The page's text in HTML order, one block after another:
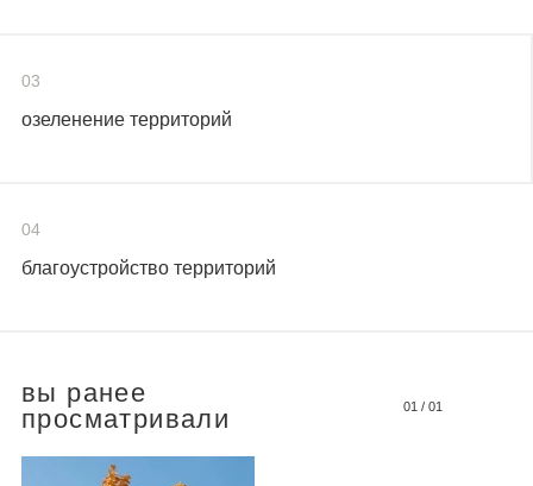
03
озеленение территорий
04
благоустройство территорий
вы ранее
просматривали
01 / 01